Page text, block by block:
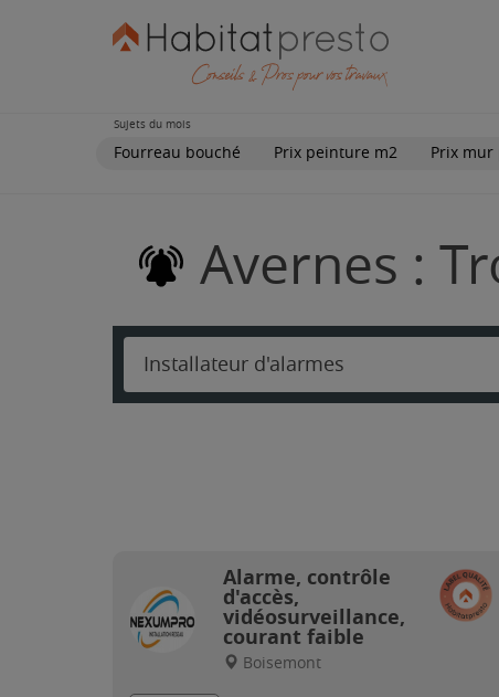
Sujets du mois
Fourreau bouché Prix peinture m2 Prix mur
Avernes :
Installateur d'alarmes
Alarme, contrôle
d'accès,
vidéosurveillance,
courant faible
Boisemont